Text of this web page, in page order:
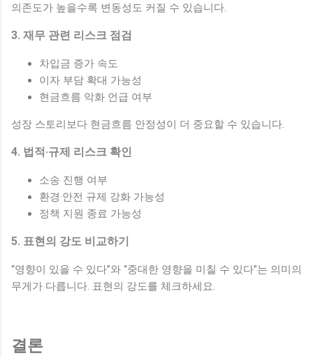
의존도가 높을수록 변동성도 커질 수 있습니다.
3. 재무 관련 리스크 점검
차입금 증가 속도
이자 부담 확대 가능성
현금흐름 악화 언급 여부
성장 스토리보다 현금흐름 안정성이 더 중요할 수 있습니다.
4. 법적·규제 리스크 확인
소송 진행 여부
환경·안전 규제 강화 가능성
정책 지원 종료 가능성
5. 표현의 강도 비교하기
“영향이 있을 수 있다”와 “중대한 영향을 미칠 수 있다”는 의미의
무게가 다릅니다. 표현의 강도를 체크하세요.
결론